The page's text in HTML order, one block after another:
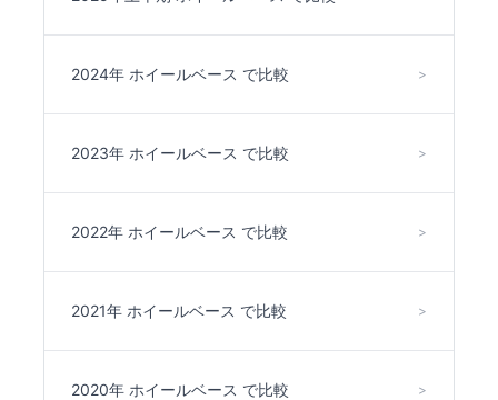
2024年 ホイールベース で比較 >
2023年 ホイールベース で比較 >
2022年 ホイールベース で比較 >
2021年 ホイールベース で比較 >
2020年 ホイールベース で比較 >